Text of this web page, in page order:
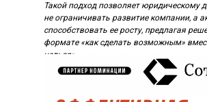
Такой подход позволяет юридическому
не ограничивать развитие компании, а
способствовать ее росту, предлагая
формате «как сделать возможным»
нельзя».